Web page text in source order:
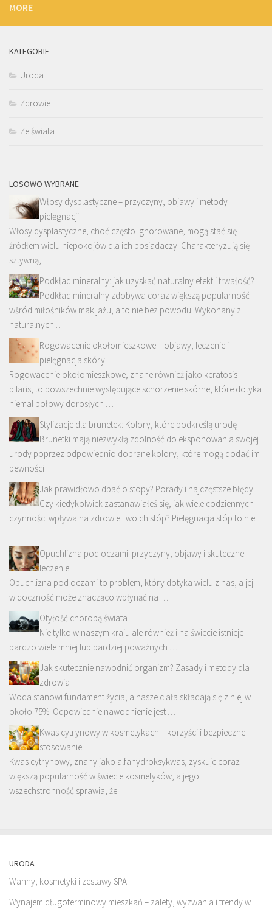
MORE
KATEGORIE
Uroda
Zdrowie
Ze świata
LOSOWO WYBRANE
Włosy dysplastyczne – przyczyny, objawy i metody
pielęgnacji
Włosy dysplastyczne, choć często ignorowane, mogą stać się
źródłem wielu niepokojów dla ich posiadaczy. Charakteryzują się
sztywną, …
Podkład mineralny: jak uzyskać naturalny efekt i trwałość?
Podkład mineralny zdobywa coraz większą popularność
wśród miłośników makijażu, a to nie bez powodu. Wykonany z
naturalnych …
Rogowacenie okołomieszkowe – objawy, leczenie i
pielęgnacja skóry
Rogowacenie okołomieszkowe, znane również jako keratosis
pilaris, to powszechnie występujące schorzenie skórne, które dotyka
niemal połowy dorosłych …
Stylizacje dla brunetek: Kolory, które podkreślą urodę
Brunetki mają niezwykłą zdolność do eksponowania swojej
urody poprzez odpowiednio dobrane kolory, które mogą dodać im
pewności …
Jak prawidłowo dbać o stopy? Porady i najczęstsze błędy
Czy kiedykolwiek zastanawiałeś się, jak wiele codziennych
czynności wpływa na zdrowie Twoich stóp? Pielęgnacja stóp to nie
…
Opuchlizna pod oczami: przyczyny, objawy i skuteczne
leczenie
Opuchlizna pod oczami to problem, który dotyka wielu z nas, a jej
widoczność może znacząco wpłynąć na …
Otyłość chorobą świata
Nie tylko w naszym kraju ale również i na świecie istnieje
bardzo wiele mniej lub bardziej poważnych …
Jak skutecznie nawodnić organizm? Zasady i metody dla
zdrowia
Woda stanowi fundament życia, a nasze ciała składają się z niej w
około 75%. Odpowiednie nawodnienie jest …
Kwas cytrynowy w kosmetykach – korzyści i bezpieczne
stosowanie
Kwas cytrynowy, znany jako alfahydroksykwas, zyskuje coraz
większą popularność w świecie kosmetyków, a jego
wszechstronność sprawia, że …
URODA
Wanny, kosmetyki i zestawy SPA
Wynajem długoterminowy mieszkań – zalety, wyzwania i trendy w